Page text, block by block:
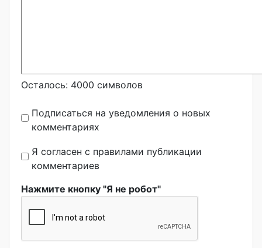
Осталось: 4000 символов
Подписаться на уведомления о новых
комментариях
Я согласен с правилами публикации
комментариев
Нажмите кнопку "Я не робот"